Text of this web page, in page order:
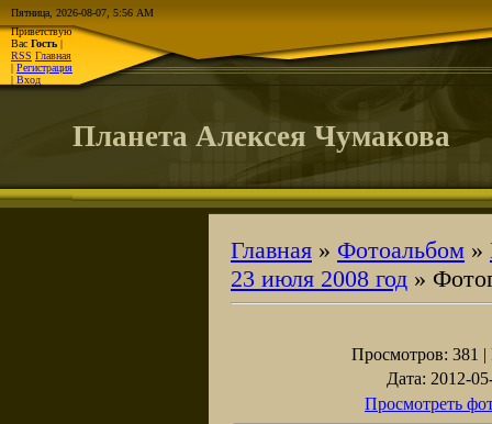
Пятница, 2026-08-07, 5:56 AM
Приветствую
Вас Гость |
RSS Главная
| Регистрация
| Вход
Планета Алексея Чумакова
Главная » Фотоальбом »
23 июля 2008 год »
Просмотров: 381 |
Дата: 2012-
Просмотреть